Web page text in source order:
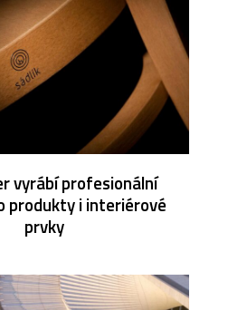
vyrábí profesionální
produkty i interiérové
prvky